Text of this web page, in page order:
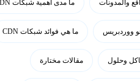
والمدونات ما مدى أهمية شبكات CDN ؟
ووردبريس ما هي فوائد شبكات CDN
وحلول مقالات مختارة